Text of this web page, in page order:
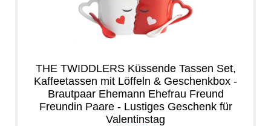
THE TWIDDLERS Küssende Tassen Set,
Kaffeetassen mit Löffeln & Geschenkbox -
Brautpaar Ehemann Ehefrau Freund
Freundin Paare - Lustiges Geschenk für
Valentinstag